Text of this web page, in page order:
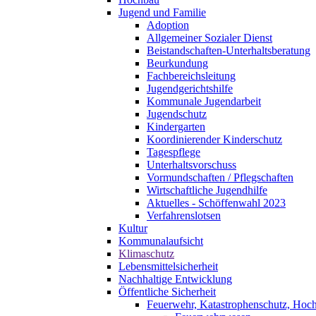
Jugend und Familie
Adoption
Allgemeiner Sozialer Dienst
Beistandschaften-Unterhaltsberatung
Beurkundung
Fachbereichsleitung
Jugendgerichtshilfe
Kommunale Jugendarbeit
Jugendschutz
Kindergarten
Koordinierender Kinderschutz
Tagespflege
Unterhaltsvorschuss
Vormundschaften / Pflegschaften
Wirtschaftliche Jugendhilfe
Aktuelles - Schöffenwahl 2023
Verfahrenslotsen
Kultur
Kommunalaufsicht
Klimaschutz
Lebensmittelsicherheit
Nachhaltige Entwicklung
Öffentliche Sicherheit
Feuerwehr, Katastrophenschutz,